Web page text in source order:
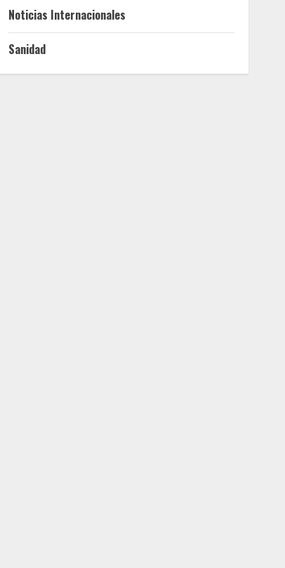
Noticias Internacionales
Sanidad